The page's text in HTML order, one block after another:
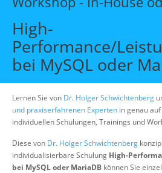
Offene Seminare
Wissen
Über uns
Suche
High-
Performance/
bei MySQL oder
Lernen Sie von Dr. Holger Schwichtenberg
und praxiserfahrenen Experten in genau
individuellen Schulungen, Trainings und
Diese von Dr. Holger Schwichtenberg
individualisierbare Schulung High-
bei MySQL oder MariaDB können Sie